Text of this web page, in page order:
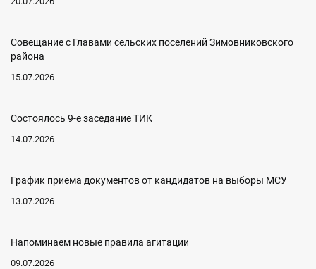
Совещание с Главами сельских поселений Зимовниковского
района
15.07.2026
Состоялось 9-е заседание ТИК
14.07.2026
График приема документов от кандидатов на выборы МСУ
13.07.2026
Напоминаем новые правила агитации
09.07.2026